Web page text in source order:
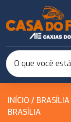
INÍCIO / BRASÍLIA
BRASÍLIA